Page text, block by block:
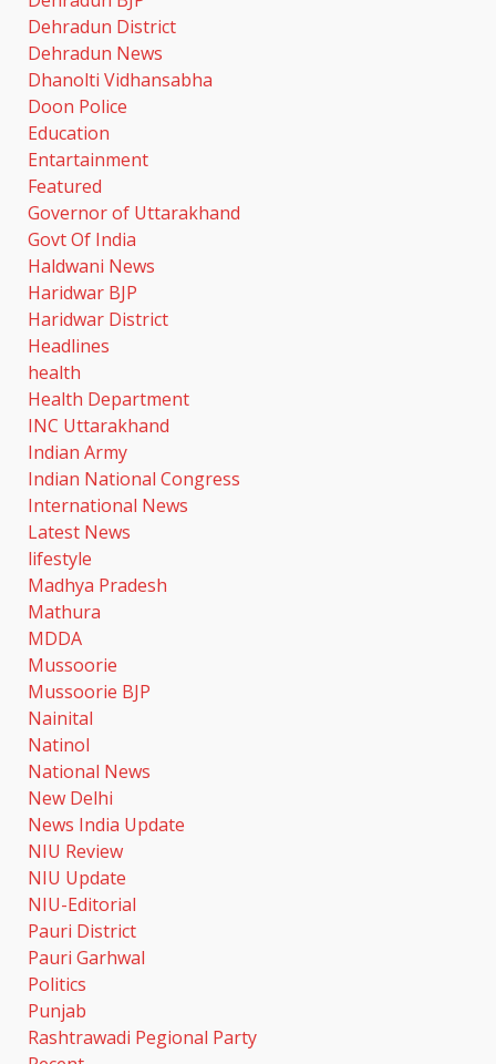
Dehradun District
Dehradun News
Dhanolti Vidhansabha
Doon Police
Education
Entartainment
Featured
Governor of Uttarakhand
Govt Of India
Haldwani News
Haridwar BJP
Haridwar District
Headlines
health
Health Department
INC Uttarakhand
Indian Army
Indian National Congress
International News
Latest News
lifestyle
Madhya Pradesh
Mathura
MDDA
Mussoorie
Mussoorie BJP
Nainital
Natinol
National News
New Delhi
News India Update
NIU Review
NIU Update
NIU-Editorial
Pauri District
Pauri Garhwal
Politics
Punjab
Rashtrawadi Pegional Party